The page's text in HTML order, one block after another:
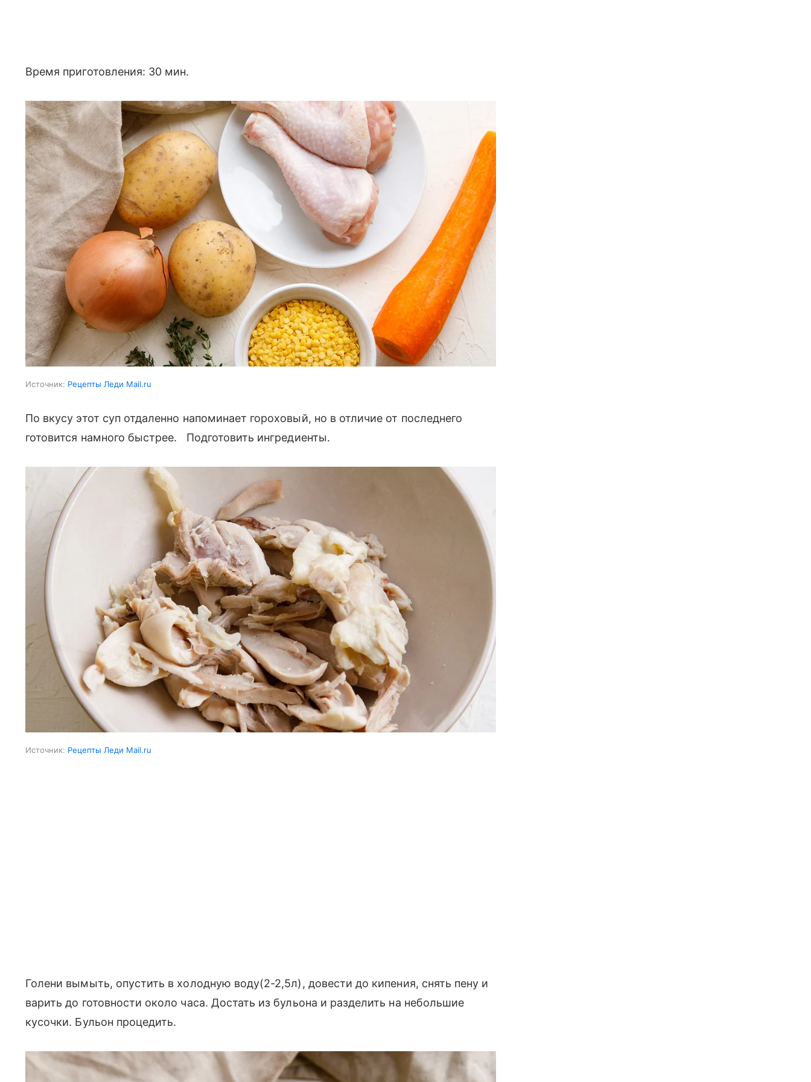
Время приготовления: 30 мин.
Источник: Рецепты Леди Mail.ru
По вкусу этот суп отдаленно напоминает гороховый, но в отличие от последнего
готовится намного быстрее. Подготовить ингредиенты.
Источник: Рецепты Леди Mail.ru
Голени вымыть, опустить в холодную воду(2-2,5л), довести до кипения, снять пену и
варить до готовности около часа. Достать из бульона и разделить на небольшие
кусочки. Бульон процедить.